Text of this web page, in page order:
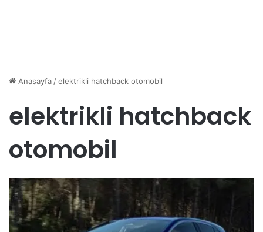
Anasayfa/elektrikli hatchback otomobil
elektrikli hatchback
otomobil